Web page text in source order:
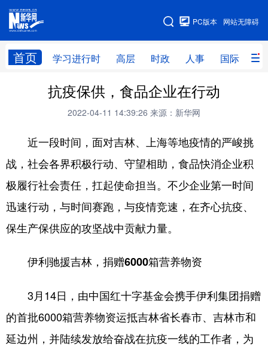
网站无障碍
PC版本
首页 学习进行时 高层 时政 人事 国际 财
网站地图
学习进行时 高层 时政
财经 网评
台湾 思客智库 全球连线 教育
科技 科创 量子 体育
文化 书画 健康 军事
访谈 视频 图片 政务
食品 人居 信息化
学术中国 乡村振兴 银龄 溯源中国
城市 旅游 能源 会展
彩票 娱乐 时尚 悦读
抗疫保供，食品企业在行动
2022-04-11 14:39:26 来源：新华网
近一段时间，面对吉林、上海等地疫情的严峻挑
战，社会各界积极行动、守望相助，食品快消企业积
极履行社会责任，扛起使命担当。不少企业第一时间
迅速行动，与时间赛跑，与疫情竞速，在齐心抗疫、
保生产保供应的攻坚战中贡献力量。
伊利驰援吉林，捐赠6000箱营养物资
3月14日，由中国红十字基金会携手伊利集团捐赠
的首批6000箱营养物资运抵吉林省长春市、吉林市和
延边州，并陆续发放给奋战在抗疫一线的工作者，为